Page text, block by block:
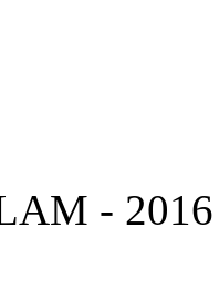
- 2016